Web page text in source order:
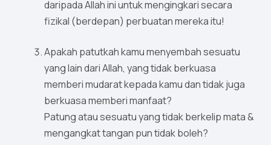
daripada Allah ini untuk mengingkari secara
fizikal (berdepan) perbuatan mereka itu!
Apakah patutkah kamu menyembah sesuatu
yang lain dari Allah, yang tidak berkuasa
memberi mudarat kepada kamu dan tidak juga
berkuasa memberi manfaat?
Patung atau sesuatu yang tidak berkelip mata &
mengangkat tangan pun tidak boleh?